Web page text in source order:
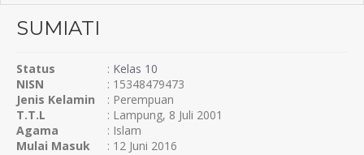
SUMIATI
Status : Kelas 10
NISN
: 15348479473
Jenis Kelamin
: Perempuan
T.T.L
: Lampung, 8 Juli 2001
Agama
: Islam
Mulai Masuk
: 12 Juni 2016